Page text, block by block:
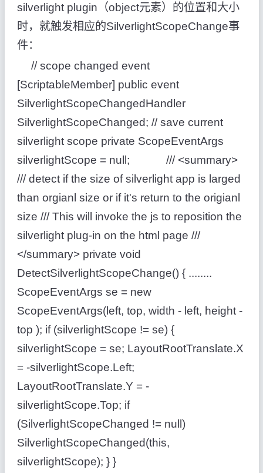
silverlight plugin（object元素）的位置和大小
时，就触发相应的SilverlightScopeChange事
件：
// scope changed event
[ScriptableMember] public event
SilverlightScopeChangedHandler
SilverlightScopeChanged; // save current
silverlight scope private ScopeEventArgs
silverlightScope = null; /// <summary>
/// detect if the size of silverlight app is larged
than orgianl size or if it's return to the origianl
size /// This will invoke the js to reposition the
silverlight plug-in on the html page ///
</summary> private void
DetectSilverlightScopeChange() { ........
ScopeEventArgs se = new
ScopeEventArgs(left, top, width - left, height -
top ); if (silverlightScope != se) {
silverlightScope = se; LayoutRootTranslate.X
= -silverlightScope.Left;
LayoutRootTranslate.Y = -
silverlightScope.Top; if
(SilverlightScopeChanged != null)
SilverlightScopeChanged(this,
silverlightScope); } }